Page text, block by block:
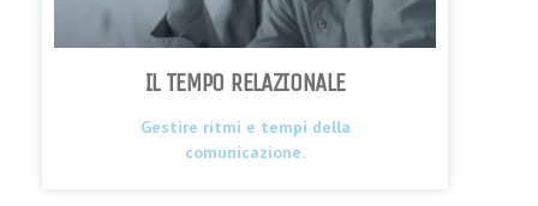
IL TEMPO RELAZIONALE
Gestire ritmi e tempi della
comunicazione.